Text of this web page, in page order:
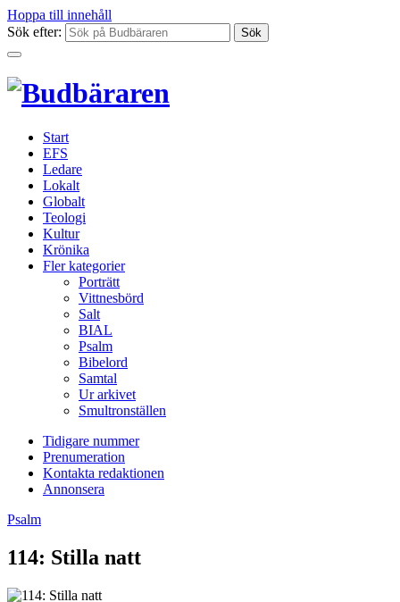
Hoppa till innehåll
Sök efter:
Start
EFS
Ledare
Lokalt
Globalt
Teologi
Kultur
Krönika
Fler kategorier
Porträtt
Vittnesbörd
Salt
BIAL
Psalm
Bibelord
Samtal
Ur arkivet
Smultronställen
Tidigare nummer
Prenumeration
Kontakta redaktionen
Annonsera
Psalm
114: Stilla natt